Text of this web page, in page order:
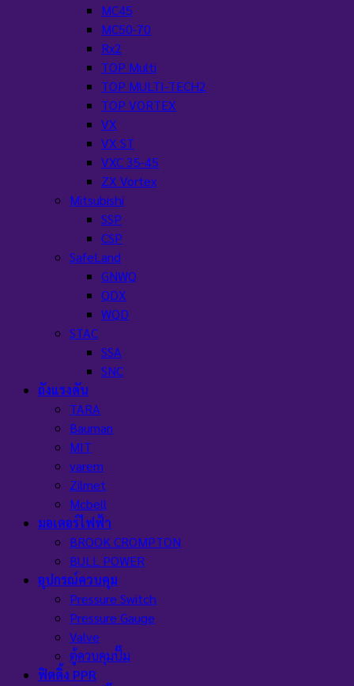
MC45
MC50-70
Rx2
TOP Multi
TOP MULTI-TECH2
TOP VORTEX
VX
VX ST
VXC 35-45
ZX Vortex
Mitsubishi
SSP
CSP
SafeLand
GNWQ
QDX
WQD
STAC
SSA
SNC
ถังแรงดัน
TARA
Bauman
MIT
varem
Zilmet
Mcbell
มอเตอร์ไฟฟ้า
BROOK CROMPTON
BULL POWER
อุปกรณ์ควบคุม
Pressure Switch
Pressure Gauge
Valve
ตู้ควบคุมปั๊ม
ฟิตติ้ง PPR